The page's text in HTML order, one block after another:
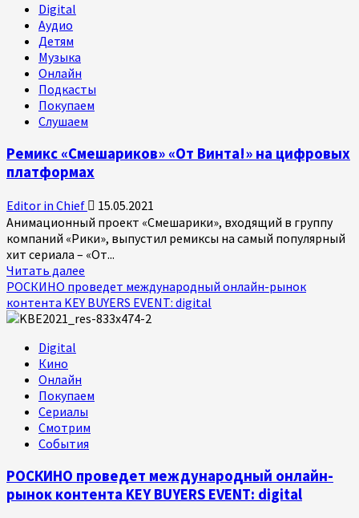
продаже!
Digital
Аудио
Детям
Музыка
Онлайн
Подкасты
Покупаем
Слушаем
Ремикс «Смешариков» «От Винта!» на цифровых
платформах
Editor in Chief
15.05.2021
Анимационный проект «Смешарики», входящий в группу
компаний «Рики», выпустил ремиксы на самый популярный
хит сериала – «От...
Читать далее
больше
о
Ремикс
цифровых
платформах
РОСКИНО проведет международный онлайн-рынок
контента KEY BUYERS EVENT: digital
Digital
Кино
Онлайн
Покупаем
Сериалы
Смотрим
События
РОСКИНО проведет международный онлайн-
рынок контента KEY BUYERS EVENT: digital